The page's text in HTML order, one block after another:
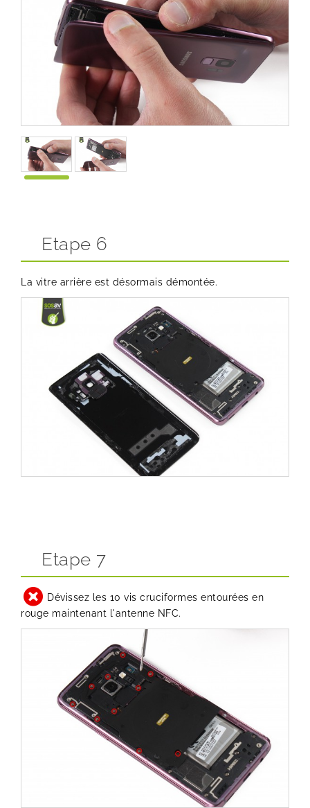
Etape 6
La vitre arrière est désormais démontée.
Etape 7
Dévissez les 10 vis cruciformes entourées en
rouge maintenant l'antenne NFC.